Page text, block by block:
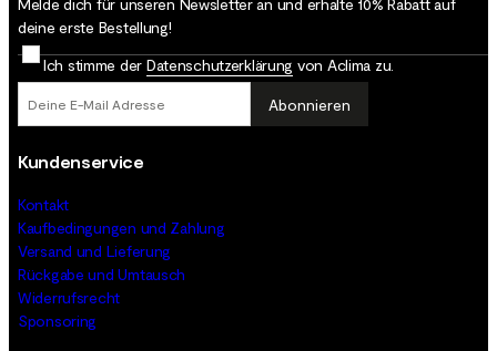
Melde dich für unseren Newsletter an und erhalte 10% Rabatt auf
deine erste Bestellung!
Ich stimme der Datenschutz­erklärung von Aclima zu.
Abonnieren
Kundenservice
Kontakt
Kaufbedingungen und Zahlung
Versand und Lieferung
Rückgabe und Umtausch
Widerrufsrecht
Sponsoring